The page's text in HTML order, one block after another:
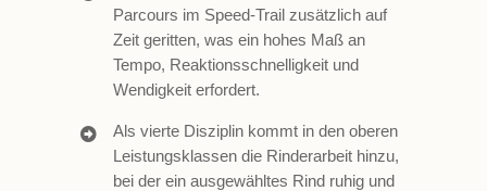
Parcours im Speed-Trail zusätzlich auf
Zeit geritten, was ein hohes Maß an
Tempo, Reaktionsschnelligkeit und
Wendigkeit erfordert.
Als vierte Disziplin kommt in den oberen
Leistungsklassen die Rinderarbeit hinzu,
bei der ein ausgewähltes Rind ruhig und